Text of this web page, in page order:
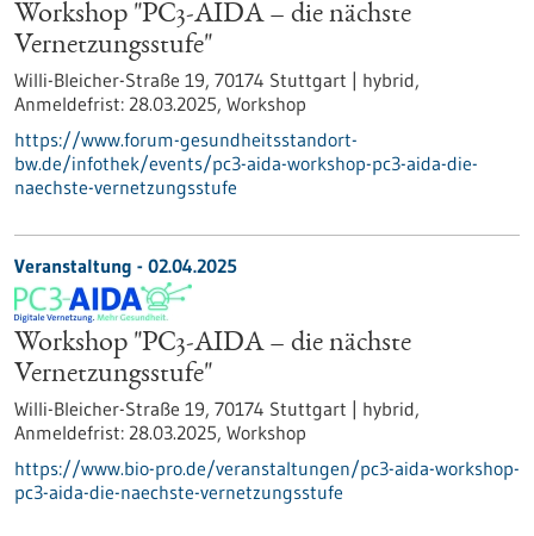
Workshop "PC3-AIDA – die nächste
Vernetzungsstufe"
Willi-Bleicher-Straße 19, 70174 Stuttgart | hybrid,
Anmeldefrist: 28.03.2025, Workshop
https://www.forum-gesundheitsstandort-
bw.de/infothek/events/pc3-aida-workshop-pc3-aida-die-
naechste-vernetzungsstufe
Veranstaltung - 02.04.2025
Workshop "PC3-AIDA – die nächste
Vernetzungsstufe"
Willi-Bleicher-Straße 19, 70174 Stuttgart | hybrid,
Anmeldefrist: 28.03.2025, Workshop
https://www.bio-pro.de/veranstaltungen/pc3-aida-workshop-
pc3-aida-die-naechste-vernetzungsstufe